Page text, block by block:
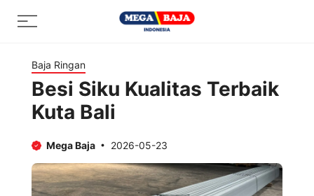
Menu
Baja Ringan
Besi Siku Kualitas Terbaik
Kuta Bali
Mega Baja 2026-05-23